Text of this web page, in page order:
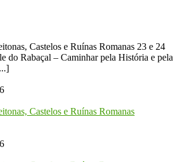
Castelos e Ruínas Romanas 23 e 24
do Rabaçal – Caminhar pela História e pela
Castelos e Ruínas Romanas